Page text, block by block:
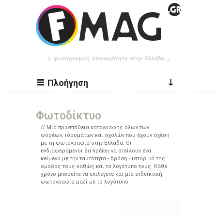
Παράκαμψη προς το κυρίως περιεχόμενο
Πλοήγηση ↓
Φωτοδίκτυο
Μία προσπάθεια καταγραφής όλων των
φορέων, ιδρυμάτων και σχολών που έχουν σχέση
με τη φωτογραφία στην Ελλάδα. Οι
ενδιαφερόμενοι θα πρέπει να στείλουν ένα
κείμενο με την ταυτότητα - δράση - ιστορικό της
ομάδας τους καθώς και το λογότυπο τους. Κάθε
χρόνο μπορείτε να επιλέγετε και μία ενδεικτική
φωτογραφία μαζί με το λογότυπο.